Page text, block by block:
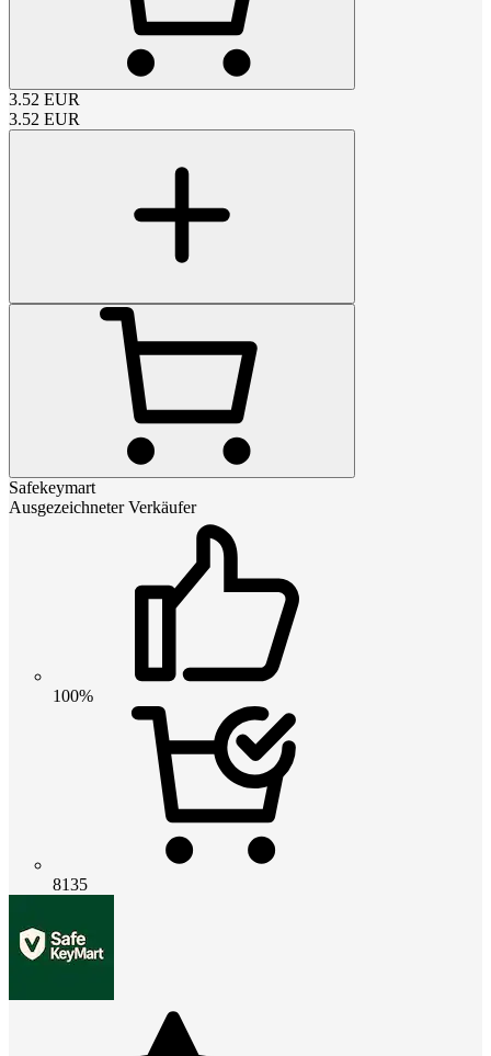
3.52 EUR
3.52 EUR
Safekeymart
Ausgezeichneter Verkäufer
100%
8135